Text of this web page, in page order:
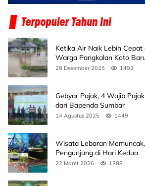
Ketika Air Naik Lebih
Warga Pangkalan Koto
Banjir
28 Desember 2025 1493
Gebyar Pajak, 4 Wajib
dari Bapenda Sumbar
14 Agustus 2025 1449
Wisata Lebaran
Pengunjung di Hari Kedua
22 Maret 2026 1388